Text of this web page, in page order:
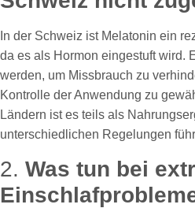
In der Schweiz ist Melatonin ein
da es als Hormon eingestuft wird.
werden, um Missbrauch zu
Kontrolle der Anwendung zu
Ländern ist es teils als
unterschiedlichen Regelungen
2. Was tun bei